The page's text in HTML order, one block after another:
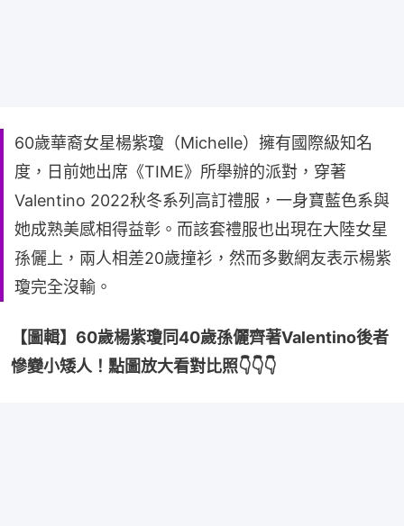
60歲華裔女星楊紫瓊（Michelle）擁有國際級知名
度，日前她出席《TIME》所舉辦的派對，穿著
Valentino 2022秋冬系列高訂禮服，一身寶藍色系與
她成熟美感相得益彰。而該套禮服也出現在大陸女星
孫儷上，兩人相差20歲撞衫，然而多數網友表示楊紫
瓊完全沒輸。
【圖輯】60歲楊紫瓊同40歲孫儷齊著Valentino後者
慘變小矮人！點圖放大看對比照👇👇👇